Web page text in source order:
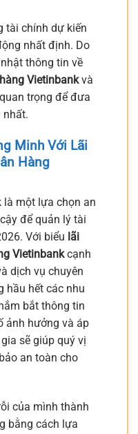
tài chính dự kiến
nhất định. Do
thông tin về
Vietinbankvà
trọng để đưa
nhất.
Minh Với Lãi
Hàng
là một lựa chọn an
để quản lý tài
Với biểu lãi
Vietinbankcạnh
dịch vụ chuyên
hầu hết các nhu
bắt thông tin
ảnh hưởng và áp
sẽ giúp quý vị
an toàn cho
của mình thành
bằng cách lựa